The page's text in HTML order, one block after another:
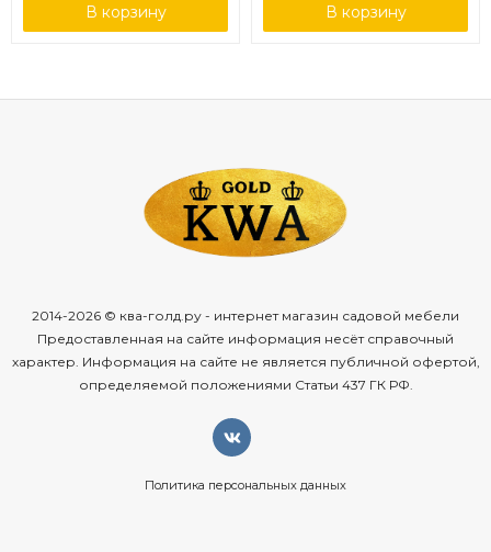
В корзину В корзину
2014-2026 © ква-голд.ру - интернет магазин садовой мебели
Предоставленная на сайте информация несёт справочный
характер. Информация на сайте не является публичной офертой,
определяемой положениями Статьи 437 ГК РФ.
Политика персональных данных